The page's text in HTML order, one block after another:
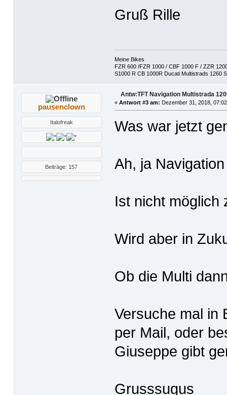
Gruß Rille
Meine Bikes
FZR 600 /FZR 1000 / CBF 1000 F / ZZR
S1000 R CB 1000R Ducati Multistrads 1260 S
pausenclown
Italofreak
Beiträge: 157
Antw:TFT Navigation Multistrada
« Antwort #3 am: Dezember 31, 2018,
Was war jetzt
Ah, ja
Ist nicht möglich
Wird aber in
Ob die Multi
Versuche mal in
per Mail, oder
Giuseppe gibt
Grusssugus